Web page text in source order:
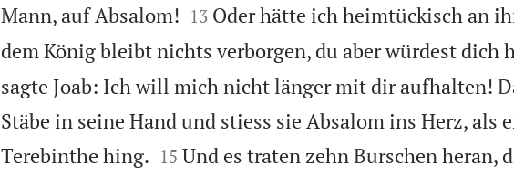
Mann, auf Absalom!
13 Oder hätte ich heimtückisch an
dem König bleibt nichts verborgen, du aber würdest dich
sagte Joab: Ich will mich nicht länger mit dir aufhalten!
Stäbe in seine Hand und stiess sie Absalom ins Herz, als
Terebinthe hing.
15 Und es traten zehn Burschen heran,